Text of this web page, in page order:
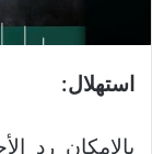
استهلال:
بالإمكان رد